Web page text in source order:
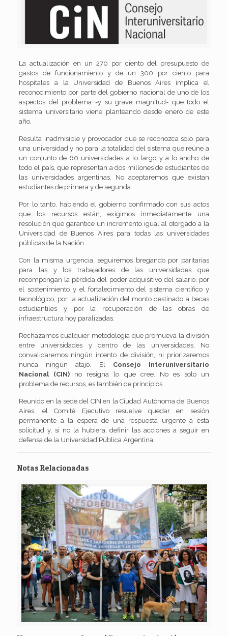
La actualización en un 270 por ciento del presupuesto de
gastos de funcionamiento y de un 300 por ciento para
hospitales a la Universidad de Buenos Aires implica el
reconocimiento por parte del gobierno nacional de uno de los
aspectos del problema -y su grave magnitud- que todo el
sistema universitario viene planteando desde enero de este
año.
Resulta inadmisible y provocador que se reconozca solo para
una universidad y no para la totalidad del sistema que reúne a
un conjunto de 60 universidades a lo largo y a lo ancho de
todo el país, que representan a dos millones de estudiantes de
las universidades argentinas. No aceptaremos que existan
estudiantes de primera y de segunda.
Por lo tanto, habiendo el gobierno confirmado con sus actos
que los recursos están, exigimos inmediatamente una
resolución que garantice un incremento igual al otorgado a la
Universidad de Buenos Aires para todas las universidades
públicas de la Nación.
Con la misma urgencia, seguiremos bregando por paritarias
para las y los trabajadores de las universidades que
recompongan la pérdida del poder adquisitivo del salario, por
el sostenimiento y el fortalecimiento del sistema científico y
tecnológico, por la actualización del monto destinado a becas
estudiantiles y por la recuperación de las obras de
infraestructura hoy paralizadas.
Rechazamos cualquier metodología que promueva la división
entre universidades y dentro de las universidades. No
convalidaremos ningún intento de división, ni priorizaremos
nunca ningún atajo. El Consejo Interuniversitario
Nacional (CIN) no resigna lo que cree. No es solo un
problema de recursos, es también de principios.
Reunido en la sede del CIN en la Ciudad Autónoma de Buenos
Aires, el Comité Ejecutivo resuelve quedar en sesión
permanente a la espera de una respuesta urgente a esta
solicitud y, si no la hubiera, definir las acciones a seguir en
defensa de la Universidad Pública Argentina.
Notas Relacionadas